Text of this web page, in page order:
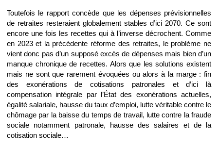
Toutefois le rapport concède que les dépenses prévisionnelles
de retraites resteraient globalement stables d’ici 2070. Ce sont
encore une fois les recettes qui à l’inverse décrochent. Comme
en 2023 et la précédente réforme des retraites, le problème ne
vient donc pas d’un supposé excès de dépenses mais bien d’un
manque chronique de recettes. Alors que les solutions existent
mais ne sont que rarement évoquées ou alors à la marge : fin
des exonérations de cotisations patronales et d’ici là
compensation intégrale par l’État des exonérations actuelles,
égalité salariale, hausse du taux d’emploi, lutte véritable contre le
chômage par la baisse du temps de travail, lutte contre la fraude
sociale notamment patronale, hausse des salaires et de la
cotisation sociale…